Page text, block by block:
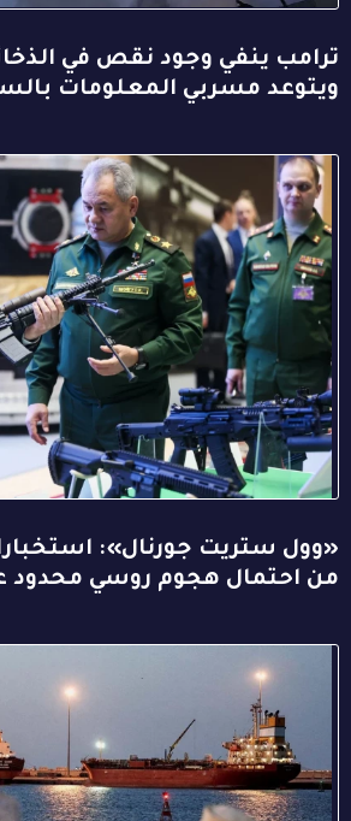
ترامب ينفي وجود نقص في
ويتوعد مسربي المعلومات
«وول ستريت جورنال»:
من احتمال هجوم روسي محدود